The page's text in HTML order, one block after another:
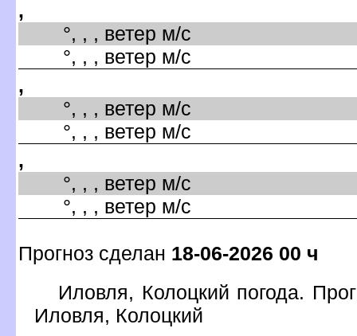
,
°, , , ветер м/с
°, , , ветер м/с
,
°, , , ветер м/с
°, , , ветер м/с
,
°, , , ветер м/с
°, , , ветер м/с
Прогноз сделан 18-06-2026 00 ч
Иловля, Колоцкий погода.
Иловля, Колоцкий